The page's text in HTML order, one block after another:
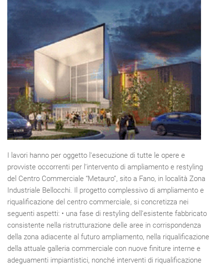
I lavori hanno per oggetto l'esecuzione di tutte le opere e
provviste occorrenti per l’intervento di ampliamento e restyling
del Centro Commerciale “Metauro”, sito a Fano, in località Zona
Industriale Bellocchi. Il progetto complessivo di ampliamento e
riqualificazione del centro commerciale, si concretizza nei
seguenti aspetti: • una fase di restyling dell’esistente fabbricato
consistente nella ristrutturazione delle aree in corrispondenza
della zona adiacente al futuro ampliamento, nella riqualificazione
della attuale galleria commerciale con nuove finiture interne e
adeguamenti impiantistici, nonché interventi di riqualificazione